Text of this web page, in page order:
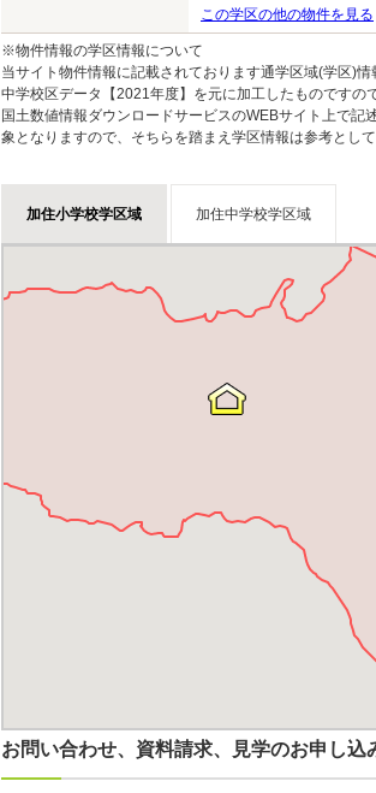
この学区の他の物件を見る
※物件情報の学区情報について
当サイト物件情報に記載されております通学区域(学区)
中学校区データ【2021年度】を元に加工したものですの
国土数値情報ダウンロードサービスのWEBサイト上で
象となりますので、そちらを踏まえ学区情報は参考として
加住小学校学区域 加住中学校学区域
お問い合わせ、資料請求、見学のお申し込